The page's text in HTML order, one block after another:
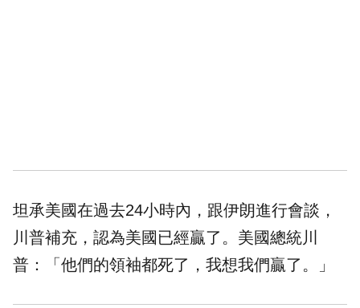
坦承美國在過去24小時內，跟伊朗進行會談，
川普補充，認為美國已經贏了。美國總統川
普：「他們的領袖都死了，我想我們贏了。」